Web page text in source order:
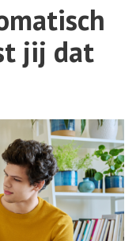
jij dat